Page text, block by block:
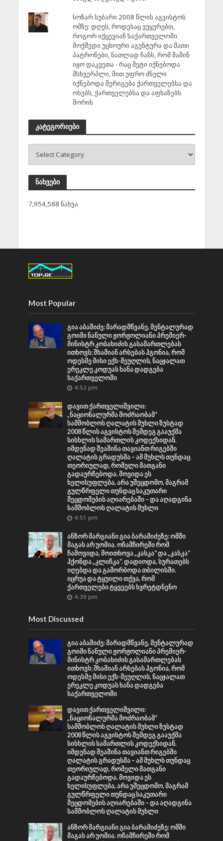
სოზარ სუბარი 2008 წლის აგვისტოს
ომზე: დღეს, როდესაც ვუყურებთ,
როგორ იქცევიან საქართველოში
მოქმედი უცხოური აგენტურა და მათი
პატრონები, ნათლად ჩანს, რომ მაშინ
იყო დაკვეთა - რაც მეტი იქნებოდა
მსხვერპლი, მით უფრო ძნელი
იქნებოდა შერიგება ქართველებსა და
ოსებს, ქართველებსა და აფხაზებს
შორის
კატეგორიები
ნახვები
7,954,588 ნახვა
Most Popular
გია აბაშიძე: მარადმწვანე, მენტალურად
გოიმი ნანული ჟორჟოლიანი პრემიერ-
მინისტრ კობახიძის გასამართლებას
ითხოვს; შხამიან არსებას ჰგონია, რომ
ოდესმე მისი ექს-მეუღლის, ნაცჯალათ
ერეკლე კოდუას ხანა დადგება
საქართველოში
4:52 pm
დავით ქართველიშვილი:
„ნაციონალურმა მოძრაობამ“
სამშობლოს ღალატის მუხლი ზუსტად
2008 წლის აგვისტოს შემდეგ გააუქმა
სისხლის სამართლის კოდექსიდან.
იმდენად შეაშინა თავიანთ რიგებში
ღალატის გრადუსმა – ამ მუხლს თუნდაც
თეორიულად, რომელი მათგანი
გადაურჩებოდა. მოვიდა ეს
ხელისუფლება, არა უშეცდომო, მაგრამ
გულწრფელი თუნდაც საკუთარი
შეცდომების აღიარებაში – და აღადგინა
სამშობლოს ღალატის მუხლი
4:51 pm
ანზორ მარგიანი გია ბარამიძეზე: ომში
მაგას არ უომია. ოჩამჩირეში რომ
ჩამოვიდა, მოითხოვა „კასკა“ და „კასკა“
ჰქონდა „კლიჩკა“. დადიოდა, სურათებს
იღებდა და გამორბოდა თბილისში.
იცრუა და ტყუილი თქვა, რომ
ქართველები ტყვეებს ხვრეტდნენო
4:39 pm
Most Discussed
გია აბაშიძე: მარადმწვანე, მენტალურად
გოიმი ნანული ჟორჟოლიანი პრემიერ-
მინისტრ კობახიძის გასამართლებას
ითხოვს; შხამიან არსებას ჰგონია, რომ
ოდესმე მისი ექს-მეუღლის, ნაცჯალათ
ერეკლე კოდუას ხანა დადგება
საქართველოში
დავით ქართველიშვილი:
„ნაციონალურმა მოძრაობამ“
სამშობლოს ღალატის მუხლი ზუსტად
2008 წლის აგვისტოს შემდეგ გააუქმა
სისხლის სამართლის კოდექსიდან.
იმდენად შეაშინა თავიანთ რიგებში
ღალატის გრადუსმა – ამ მუხლს თუნდაც
თეორიულად, რომელი მათგანი
გადაურჩებოდა. მოვიდა ეს
ხელისუფლება, არა უშეცდომო, მაგრამ
გულწრფელი თუნდაც საკუთარი
შეცდომების აღიარებაში – და აღადგინა
სამშობლოს ღალატის მუხლი
ანზორ მარგიანი გია ბარამიძეზე: ომში
მაგას არ უომია. ოჩამჩირეში რომ